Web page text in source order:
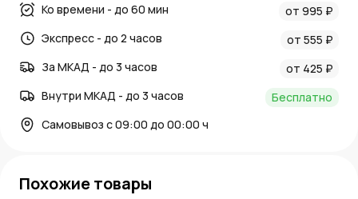
Ко времени - до 60 мин
от 995 ₽
Экспресс - до 2 часов
от 555 ₽
За МКАД - до 3 часов
от 425 ₽
Внутри МКАД - до 3 часов
Бесплатно
Самовывоз с 09:00 до 00:00 ч
Похожие товары